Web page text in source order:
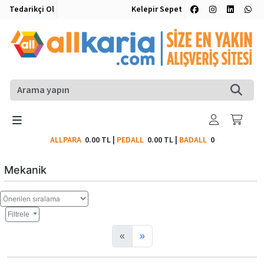
Tedarikçi Ol Kelepir Sepet
ALLPARA 0.00 TL| PEDALL 0.00 TL| BADALL0
Mekanik
Filtrele
« »